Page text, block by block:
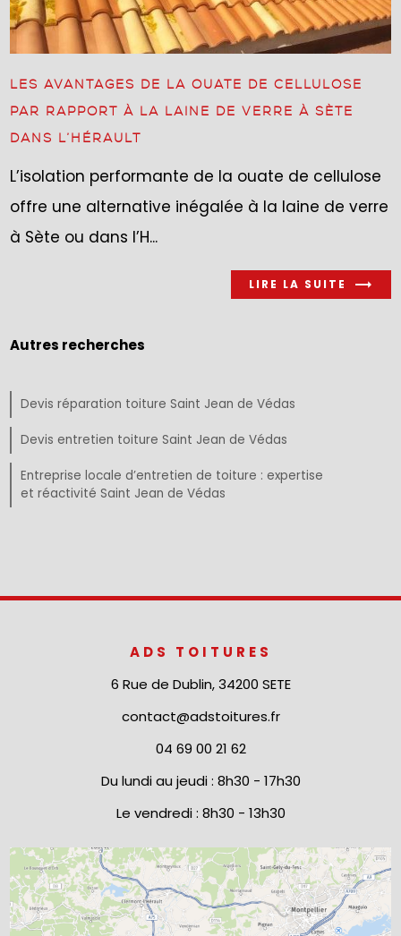
LES AVANTAGES DE LA OUATE DE CELLULOSE
PAR RAPPORT À LA LAINE DE VERRE À SÈTE
DANS L’HÉRAULT
L’isolation performante de la ouate de cellulose
offre une alternative inégalée à la laine de verre
à Sète ou dans l’H...
LIRE LA SUITE
Autres recherches
Devis réparation toiture Saint Jean de Védas
Devis entretien toiture Saint Jean de Védas
Entreprise locale d’entretien de toiture : expertise
et réactivité Saint Jean de Védas
ADS TOITURES
6 Rue de Dublin, 34200 SETE
contact@adstoitures.fr
04 69 00 21 62
Du lundi au jeudi : 8h30 - 17h30
Le vendredi : 8h30 - 13h30